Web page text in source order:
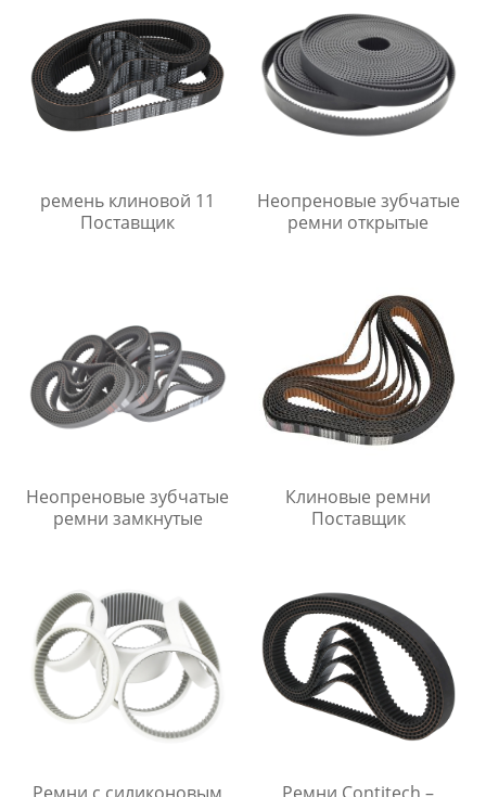
ремень клиновой 11
Поставщик
Неопреновые зубчатые
ремни открытые
Неопреновые зубчатые
ремни замкнутые
Клиновые ремни
Поставщик